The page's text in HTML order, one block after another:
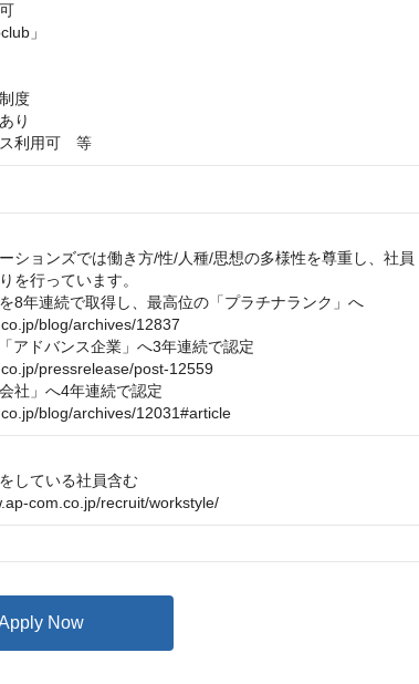
」
度
り
利用可　等
ションズでは働き方/性/人種/思想の多様性を尊重し、社員
を行っています。
8年連続で取得し、最高位の「プラチナランク」へ
blog/archives/12837
アドバンス企業」へ3年連続で認定
pressrelease/post-12559
社」へ4年連続で認定
blog/archives/12031#article
している社員含む
com.co.jp/recruit/workstyle/
Now